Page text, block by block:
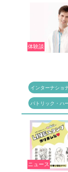
体験談
インターナショ
パトリック・ハ
ニュース